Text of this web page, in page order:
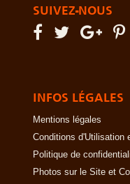
SUIVEZ-NOUS
INFOS LÉGALES
Mentions légales
Conditions d'Utilisation
Politique de
Photos sur le Site et